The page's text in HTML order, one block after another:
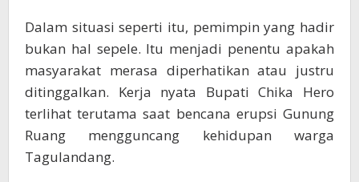
Dalam situasi seperti itu, pemimpin yang hadir
bukan hal sepele. Itu menjadi penentu apakah
masyarakat merasa diperhatikan atau justru
ditinggalkan. Kerja nyata Bupati Chika Hero
terlihat terutama saat bencana erupsi Gunung
Ruang mengguncang kehidupan warga
Tagulandang.